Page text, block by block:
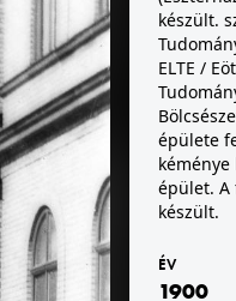
1900
A felvétel 1900 előtt készült.
készült.
ELTE /
épülete
épület. A
készült.
ÉV
1900